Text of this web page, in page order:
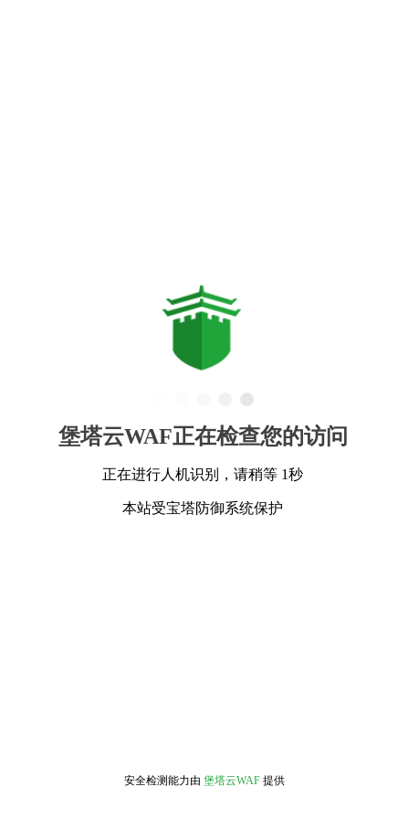
堡塔云WAF正在检查您的访问
正在进行人机识别，请稍等 1秒
本站受宝塔防御系统保护
安全检测能力由 堡塔云WAF 提供